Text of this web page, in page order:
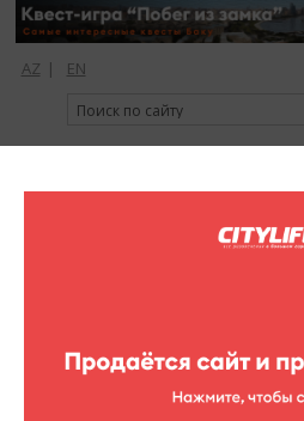
AZ | EN
регистрация вход
Baldinini